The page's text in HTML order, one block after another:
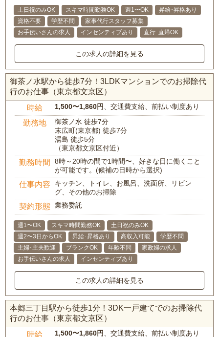
土日祝のみOK スキマ時間勤務OK 週1〜OK
昇給･昇格あり
資格不要
学歴不問
家事代行スタッフ募集
お手伝いさんの求人
インセンティブあり 直行･直帰OK
この求人の詳細を見る
御茶ノ水駅から徒歩7分！3LDKマンションでのお掃除代
行のお仕事（東京都文京区）
時給 1,500〜1,860円 、交通費支給、前払い制度あり
勤務地
御茶ノ水 徒歩7分
末広町(東京都) 徒歩7分
湯島 徒歩5分
（東京都文京区付近）
勤務時間
8時～20時の間で1時間〜、好きな日に働くこと
が可能です。(候補の日時から選択)
仕事内容
キッチン、トイレ、お風呂、洗面所、リビン
グ、その他のお掃除
契約形態 業務委託
週1〜OK スキマ時間勤務OK
土日祝のみOK
週2〜3日からOK
昇給･昇格あり 高収入可能
学歴不問
主婦･主夫歓迎
ブランクOK 年齢不問
家政婦の求人
お手伝いさんの求人
インセンティブあり
この求人の詳細を見る
本郷三丁目駅から徒歩1分！3DK一戸建てでのお掃除代
行のお仕事（東京都文京区）
時給 1,500〜1,860円 、交通費支給、前払い制度あり